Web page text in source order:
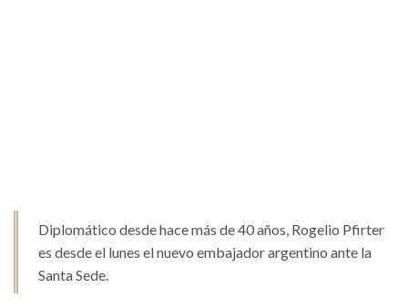
Diplomático desde hace más de 40 años, Rogelio Pfirter
es desde el lunes el nuevo embajador argentino ante la
Santa Sede.